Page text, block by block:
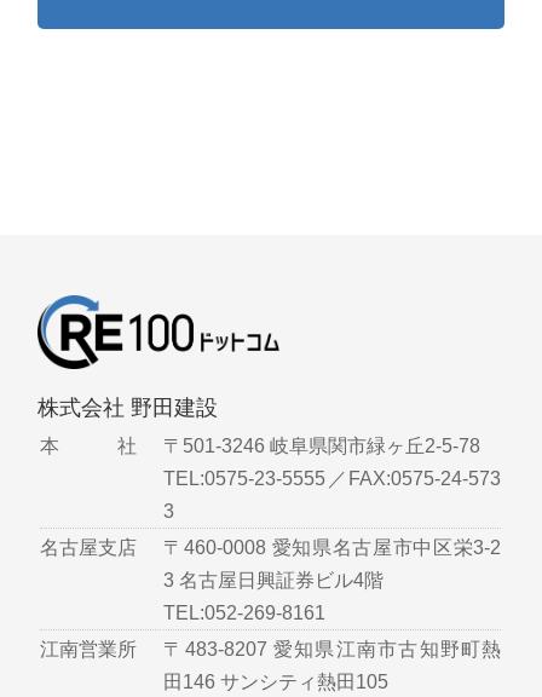
株式会社 野田建設
本 社
〒501-3246 岐阜県関市緑ヶ丘2-5-78
TEL:0575-23-5555／FAX:0575-24-573
3
名古屋支店
〒460-0008 愛知県名古屋市中区栄3-2
3 名古屋日興証券ビル4階
TEL:052-269-8161
江南営業所
〒483-8207 愛知県江南市古知野町熱
田146 サンシティ熱田105